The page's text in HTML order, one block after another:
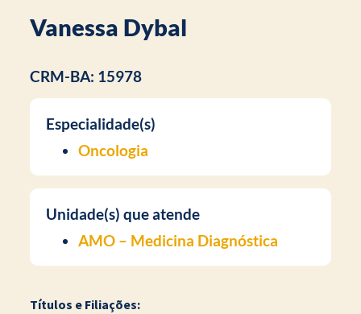
Vanessa Dybal
CRM-BA: 15978
Especialidade(s)
Oncologia
Unidade(s) que atende
AMO – Medicina Diagnóstica
Títulos e Filiações: